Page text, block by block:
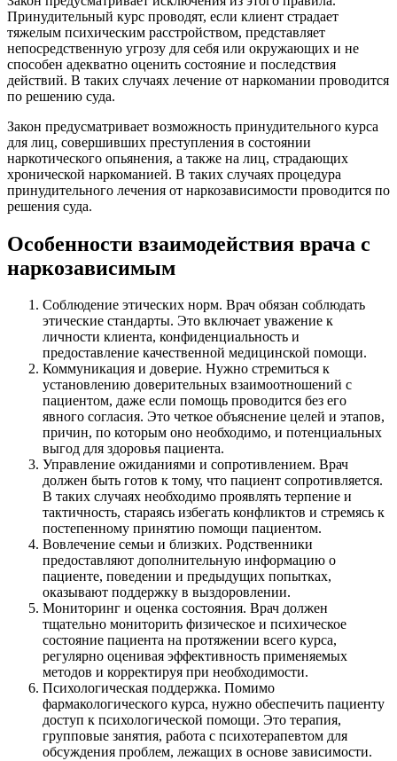
Принудительный курс проводят, если клиент страдает
тяжелым психическим расстройством, представляет
непосредственную угрозу для себя или окружающих и не
способен адекватно оценить состояние и последствия
действий. В таких случаях лечение от наркомании проводится
по решению суда.
Закон предусматривает возможность принудительного курса
для лиц, совершивших преступления в состоянии
наркотического опьянения, а также на лиц, страдающих
хронической наркоманией. В таких случаях процедура
принудительного лечения от наркозависимости проводится по
решения суда.
Особенности взаимодействия врача с
наркозависимым
Соблюдение этических норм. Врач обязан соблюдать
этические стандарты. Это включает уважение к
личности клиента, конфиденциальность и
предоставление качественной медицинской помощи.
Коммуникация и доверие. Нужно стремиться к
установлению доверительных взаимоотношений с
пациентом, даже если помощь проводится без его
явного согласия. Это четкое объяснение целей и этапов,
причин, по которым оно необходимо, и потенциальных
выгод для здоровья пациента.
Управление ожиданиями и сопротивлением. Врач
должен быть готов к тому, что пациент сопротивляется.
В таких случаях необходимо проявлять терпение и
тактичность, стараясь избегать конфликтов и стремясь к
постепенному принятию помощи пациентом.
Вовлечение семьи и близких. Родственники
предоставляют дополнительную информацию о
пациенте, поведении и предыдущих попытках,
оказывают поддержку в выздоровлении.
Мониторинг и оценка состояния. Врач должен
тщательно мониторить физическое и психическое
состояние пациента на протяжении всего курса,
регулярно оценивая эффективность применяемых
методов и корректируя при необходимости.
Психологическая поддержка. Помимо
фармакологического курса, нужно обеспечить пациенту
доступ к психологической помощи. Это терапия,
групповые занятия, работа с психотерапевтом для
обсуждения проблем, лежащих в основе зависимости.